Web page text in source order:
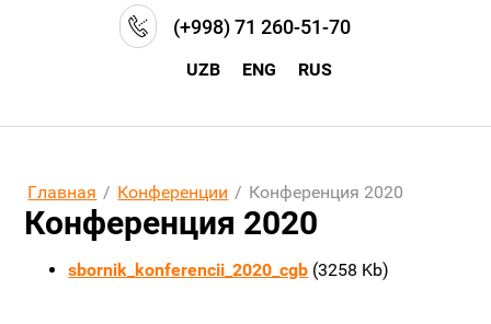
(+998) 71 260-51-70
UZB ENG RUS
Главная / Конференции / Конференция 2020
Конференция 2020
sbornik_konferencii_2020_cgb (3258 Kb)